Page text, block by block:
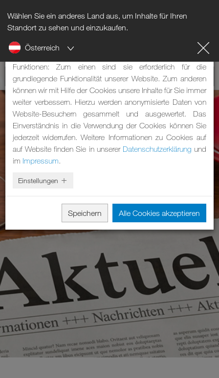
Wählen Sie ein anderes Land aus, um Inhalte für Ihren
Standort zu sehen und einzukaufen.
Österreich
Hinweis zu Cookies
Unsere Webseite verwendet Cookies. Diese haben zwei
Funktionen: Zum einen sind sie erforderlich für die
grundlegende Funktionalität unserer Website. Zum anderen
können wir mit Hilfe der Cookies unsere Inhalte für Sie immer
weiter verbessern. Hierzu werden anonymisierte Daten von
Website-Besuchern gesammelt und ausgewertet. Das
Einverständnis in die Verwendung der Cookies können Sie
jederzeit widerrufen. Weitere Informationen zu Cookies auf
auf Website finden Sie in unserer Datenschutzerklärung und
im Impressum.
Einstellungen
Speichern Alle Cookies akzeptieren